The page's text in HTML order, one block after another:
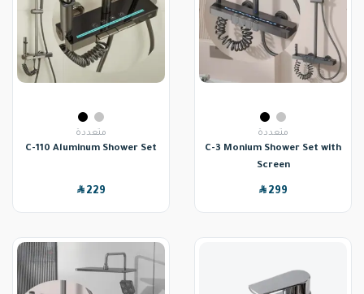
متعددة
C-110 Aluminum Shower Set
SAR229
متعددة
C-3 Monium Shower Set with
Screen
SAR299